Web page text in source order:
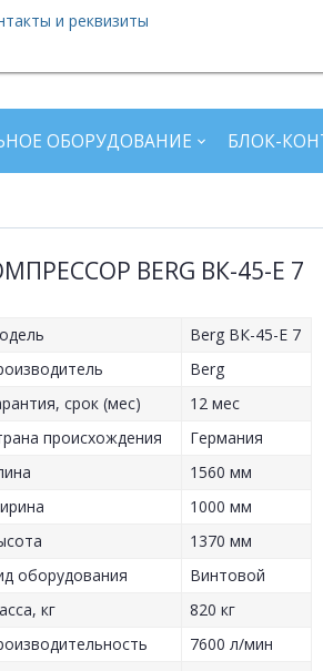
и реквизиты
ОБОРУДОВАНИЕ БЛОК-
BERG ВК-45-Е 7
Berg ВК-45-Е 7
Berg
срок (мес)
12 мес
происхождения
Германия
1560 мм
1000 мм
1370 мм
оборудования
Винтовой
кг
820 кг
7600 л/мин